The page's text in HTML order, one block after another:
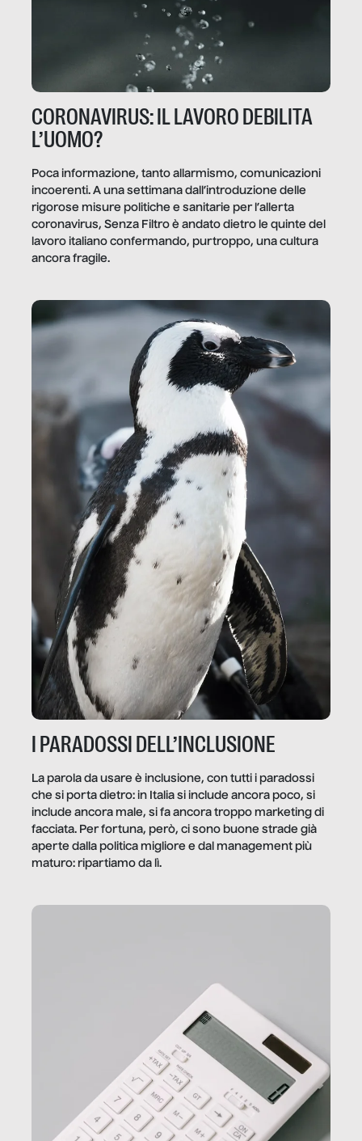
CORONAVIRUS: IL LAVORO DEBILITA
L’UOMO?
Poca informazione, tanto allarmismo, comunicazioni
incoerenti. A una settimana dall’introduzione delle
rigorose misure politiche e sanitarie per l’allerta
coronavirus, Senza Filtro è andato dietro le quinte del
lavoro italiano confermando, purtroppo, una cultura
ancora fragile.
I PARADOSSI DELL’INCLUSIONE
La parola da usare è inclusione, con tutti i paradossi
che si porta dietro: in Italia si include ancora poco, si
include ancora male, si fa ancora troppo marketing di
facciata. Per fortuna, però, ci sono buone strade già
aperte dalla politica migliore e dal management più
maturo: ripartiamo da lì.